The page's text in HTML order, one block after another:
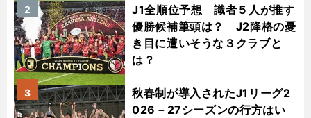
J1全順位予想 識者５人が推す
優勝候補筆頭は？ J2降格の憂
き目に遭いそうな３クラブと
は？
2
秋春制が導入されたJ1リーグ2
026－27シーズンの行方はい
3